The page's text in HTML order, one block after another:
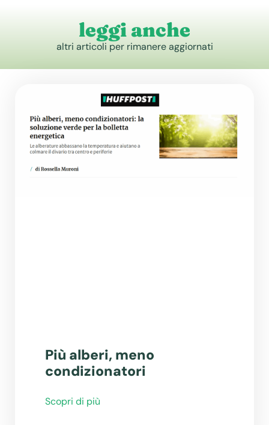
leggi anche
altri articoli per rimanere aggiornati
Più alberi, meno
condizionatori
Scopri di più